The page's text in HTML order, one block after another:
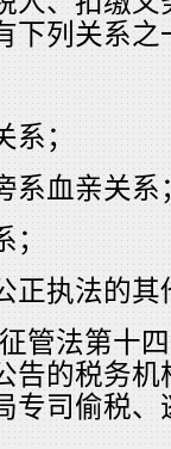
下列关系
系；
系血亲关系
；
正执法的其
管法第十
告的税务
专司偷税